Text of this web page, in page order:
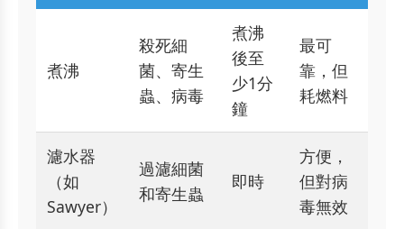
煮沸
殺死細
菌、寄生
蟲、病毒
煮沸
後至
少1分
鐘
最可
靠，但
耗燃料
濾水器
（如
Sawyer）
過濾細菌
和寄生蟲
即時
方便，
但對病
毒無效